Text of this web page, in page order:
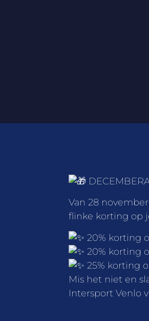
Van 28
flinke korting op
20% korting
20% korting
25% korting
Mis het niet en
Intersport Venlo